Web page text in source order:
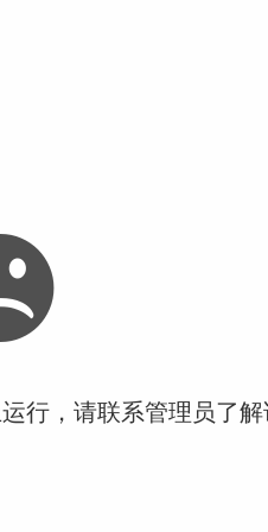
行，请联系管理员了